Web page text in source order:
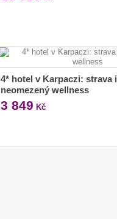
4* hotel v Karpaczi: strava i
neomezený wellness
3 849 Kč